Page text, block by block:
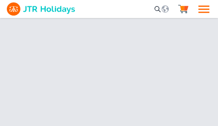
Mobile Search